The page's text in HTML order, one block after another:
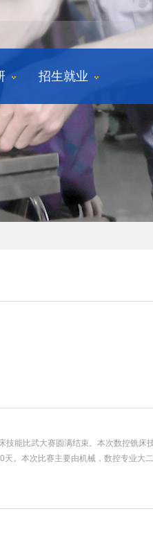
招生就业
技能比武大赛圆满结束。本次数控铣床
。本次比赛主要由机械，数控专业大
哲同学获三...